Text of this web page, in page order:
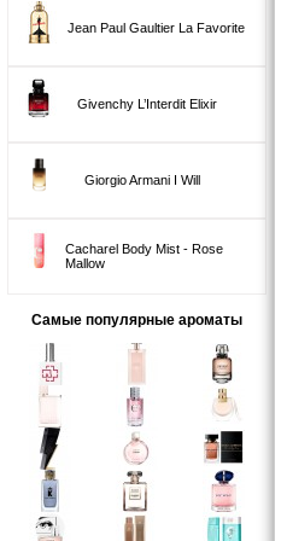
Jean Paul Gaultier La Favorite
Givenchy L’Interdit Elixir
Giorgio Armani I Will
Cacharel Body Mist - Rose
Mallow
Самые популярные ароматы